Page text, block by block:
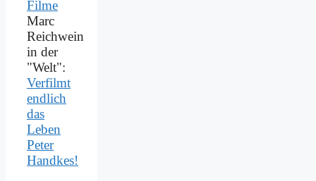
Marc
Reichwein
in der
"Welt":
Verfilmt
endlich
das
Leben
Peter
Handkes!